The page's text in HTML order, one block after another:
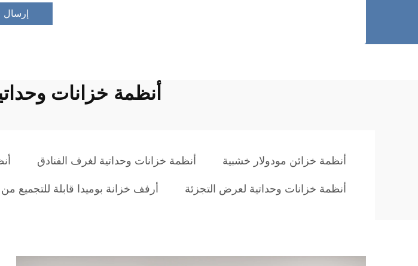
إرسال
أنظمة خزانات
أنظمة خزائن مودولار خشبية أنظمة خزانات وحداتية لغرف الفنادق
أنظمة خزانات وحداتية لعرض التجزئة أرفف خزانة بوميدا قابلة للتجميع